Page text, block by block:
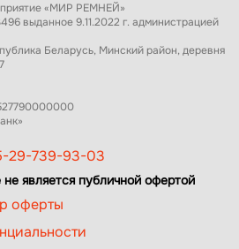
«МИР РЕМНЕЙ»
выданное 9.11.2022 г. администрацией
Беларусь, Минский район, деревня
29-739-93-03
является публичной офертой
оферты